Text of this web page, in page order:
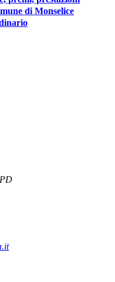
di Monselice